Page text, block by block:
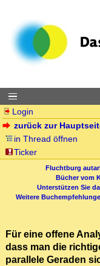
Login
zurück zur
in Thread öffnen
Ticker
Fluchtburg
Bücher vom
Unterstützen Sie
Weitere
Für eine offene
dass man die
parallele Geraden